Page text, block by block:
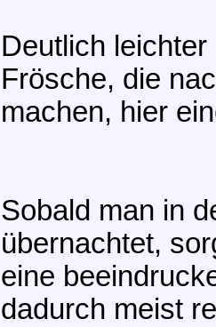
Deutlich
Frösche, die
machen, hier
Sobald man in
übernachtet,
eine
dadurch meist